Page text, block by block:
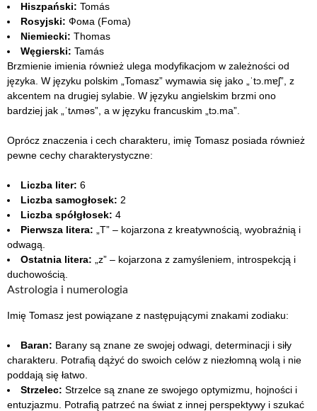
Hiszpański: Tomás
Rosyjski: Фома (Foma)
Niemiecki: Thomas
Węgierski: Tamás
Brzmienie imienia również ulega modyfikacjom w zależności od
języka. W języku polskim „Tomasz” wymawia się jako „ˈtɔ.mɐʃ”, z
akcentem na drugiej sylabie. W języku angielskim brzmi ono
bardziej jak „ˈtʌməs”, a w języku francuskim „tɔ.ma”.
Oprócz znaczenia i cech charakteru, imię Tomasz posiada również
pewne cechy charakterystyczne:
Liczba liter: 6
Liczba samogłosek: 2
Liczba spółgłosek: 4
Pierwsza litera: „T” – kojarzona z kreatywnością, wyobraźnią i
odwagą.
Ostatnia litera: „z” – kojarzona z zamyśleniem, introspekcją i
duchowością.
Astrologia i numerologia
Imię Tomasz jest powiązane z następującymi znakami zodiaku:
Baran: Barany są znane ze swojej odwagi, determinacji i siły
charakteru. Potrafią dążyć do swoich celów z niezłomną wolą i nie
poddają się łatwo.
Strzelec: Strzelce są znane ze swojego optymizmu, hojności i
entuzjazmu. Potrafią patrzeć na świat z innej perspektywy i szukać